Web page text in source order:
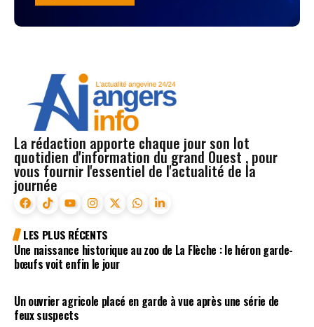
La rédaction apporte chaque jour son lot
quotidien d'information du grand Ouest , pour
vous fournir l'essentiel de l'actualité de la
journée
LES PLUS RÉCENTS
Une naissance historique au zoo de La Flèche : le héron garde-
bœufs voit enfin le jour
Un ouvrier agricole placé en garde à vue après une série de
feux suspects